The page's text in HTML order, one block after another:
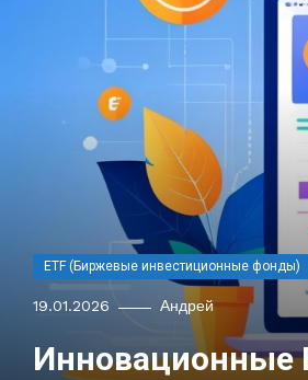
ETF (Биржевые инвестиционные фонды)
19.01.2026 Андрей
Инновационные